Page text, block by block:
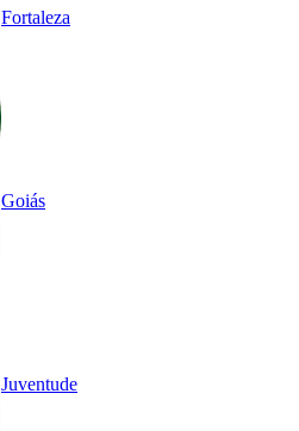
Fortaleza
Goiás
Juventude